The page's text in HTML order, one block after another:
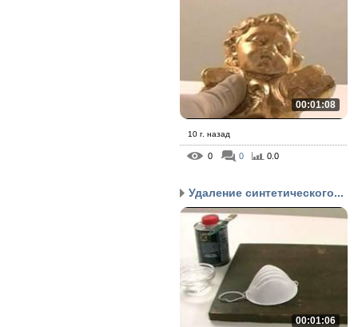
00:01:08
10 г. назад
0 0 0.0
Удаление синтетического...
00:01:06